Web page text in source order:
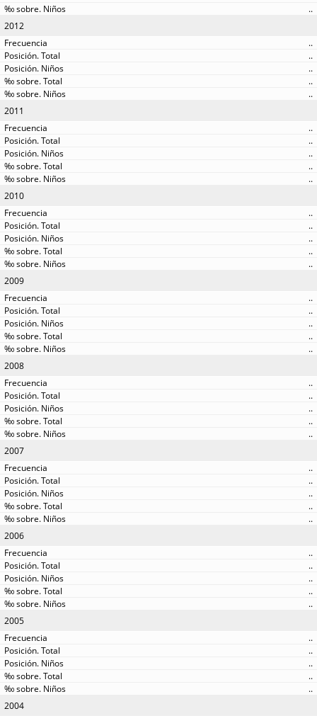
..
2012
..
..
..
..
..
2011
..
..
..
..
..
2010
..
..
..
..
..
2009
..
..
..
..
..
2008
..
..
..
..
..
2007
..
..
..
..
..
2006
..
..
..
..
..
2005
..
..
..
..
..
2004